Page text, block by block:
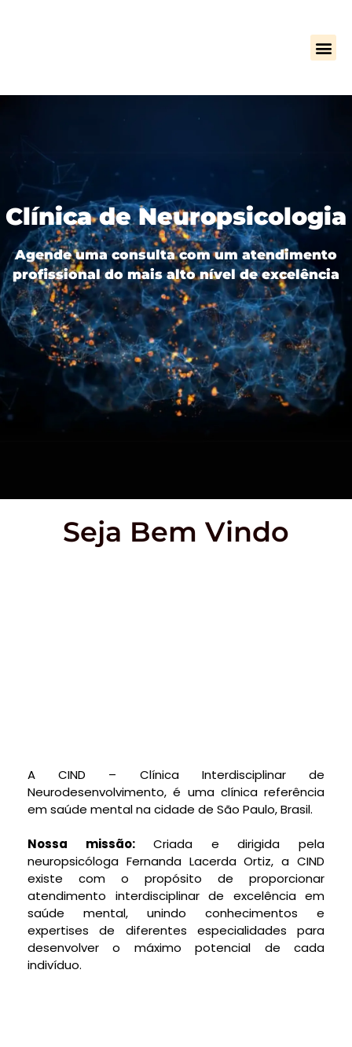
Clínica de Neuropsicologia
Agende uma consulta com um atendimento
profissional do mais alto nível de excelência
Seja Bem Vindo
A CIND – Clínica Interdisciplinar de
Neurodesenvolvimento, é uma clínica referência
em saúde mental na cidade de São Paulo, Brasil.
Nossa missão:Criada e dirigida pela
neuropsicóloga Fernanda Lacerda Ortiz, a CIND
existe com o propósito de proporcionar
atendimento interdisciplinar de excelência em
saúde mental, unindo conhecimentos e
expertises de diferentes especialidades para
desenvolver o máximo potencial de cada
indivíduo.